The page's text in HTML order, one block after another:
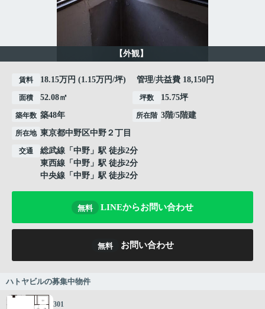
【外観】
賃料 18.15万円 (1.15万円/坪) 管理/共益費 18,150円
面積 52.08㎡ 坪数 15.75坪
築年数 築48年 所在階 3階/5階建
所在地 東京都中野区中野 ２丁目
交通 総武線 「 中野 」駅 徒歩2分
東西線 「 中野 」駅 徒歩2分
中央線 「 中野 」駅 徒歩2分
無料 LINEからお問い合わせ
無料 お問い合わせ
ハトヤビルの募集中物件
301